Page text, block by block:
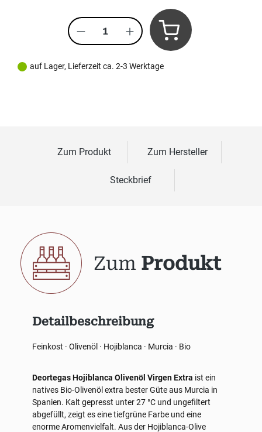
Produkt Anzahl: Gib den
auf Lager, Lieferzeit ca. 2-3 Werktage
Zum Produkt Zum Hersteller
Steckbrief
Zum Produkt
Detailbeschreibung
Feinkost · Olivenöl · Hojiblanca · Murcia · Bio
Deortegas Hojiblanca Olivenöl Virgen Extra ist ein
natives Bio-Olivenöl extra bester Güte aus Murcia in
Spanien. Kalt gepresst unter 27 °C und ungefiltert
abgefüllt, zeigt es eine tiefgrüne Farbe und eine
enorme Aromenvielfalt. Aus der Hojiblanca-Olive